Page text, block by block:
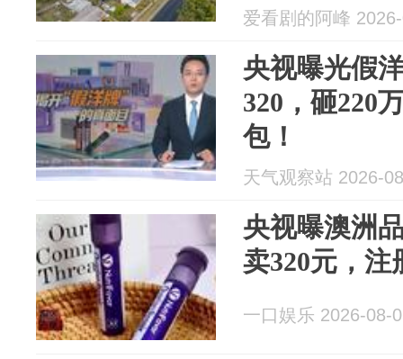
爱看剧的阿峰
央视曝光假
320，砸220
包！
天气观察站 2026-
央视曝澳洲
卖320元，注
一口娱乐 2026-08-